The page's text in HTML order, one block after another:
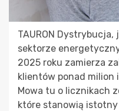
TAURON
sektorze
2025 roku zamierza
klientów ponad
Mowa tu o licznikach
które stanowią